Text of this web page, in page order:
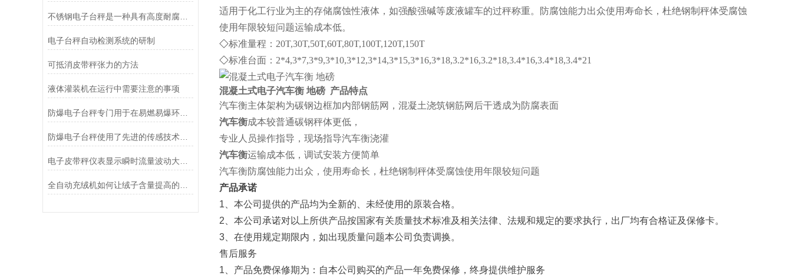
不锈钢电子台秤是一种具有高度耐腐蚀性和精确称重能力的设备
电子台秤自动检测系统的研制
可抵消皮带秤张力的方法
液体灌装机在运行中需要注意的事项
防爆电子台秤专门用于在易燃易爆环境中进行称重操作
防爆电子台秤使用了先进的传感技术和数据处理算法
适用于化工行业为主的存储腐蚀性液体，如强酸强碱等废液罐车的过秤称重。防腐蚀能力出众使用寿命长，杜绝钢制秤体受腐蚀
使用年限较短问题运输成本低。
◇标准量程：20T,30T,50T,60T,80T,100T,120T,150T
◇标准台面：2*4,3*7,3*9,3*10,3*12,3*14,3*15,3*16,3*18,3.2*16,3.2*18,3.4*16,3.4*18,3.4*21
混凝土式电子汽车衡 地磅 产品特点
汽车衡主体架构为碳钢边框加内部钢筋网，混凝土浇筑钢筋网后干透成为防腐表面
汽车衡成本较普通碳钢秤体更低，
专业人员操作指导，现场指导汽车衡浇灌
汽车衡运输成本低，调试安装方便简单
汽车衡防腐蚀能力出众，使用寿命长，杜绝钢制秤体受腐蚀使用年限较短问题
产品承诺
1、本公司提供的产品均为全新的、未经使用的原装合格。
2、本公司承诺对以上所供产品按国家有关质量技术标准及相关法律、法规和规定的要求执行，出厂均有合格证及保修卡。
3、在使用规定期限内，如出现质量问题本公司负责调换。
售后服务
1、产品免费保修期为：自本公司购买的产品一年免费保修，终身提供维护服务